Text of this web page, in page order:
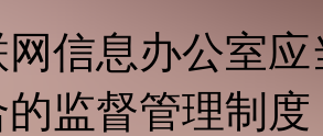
信息办公室
监督管理制